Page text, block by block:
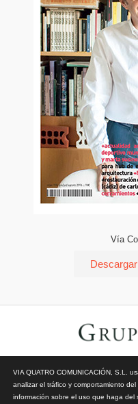
Vía
Descargar
| Grupo Vía | 2026 |
VIA QUATRO COMUNICACIÓN, S.L.
analizar el tráfico y comportamiento
información sobre el uso que haga del